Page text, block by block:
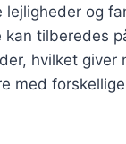
lejligheder og
kan tilberedes
hvilket giver
med